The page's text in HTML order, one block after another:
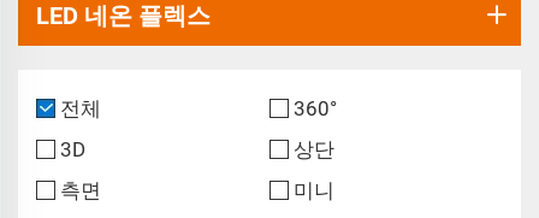
LED 네온 플렉스
전체
360°
3D
상단
측면
미니